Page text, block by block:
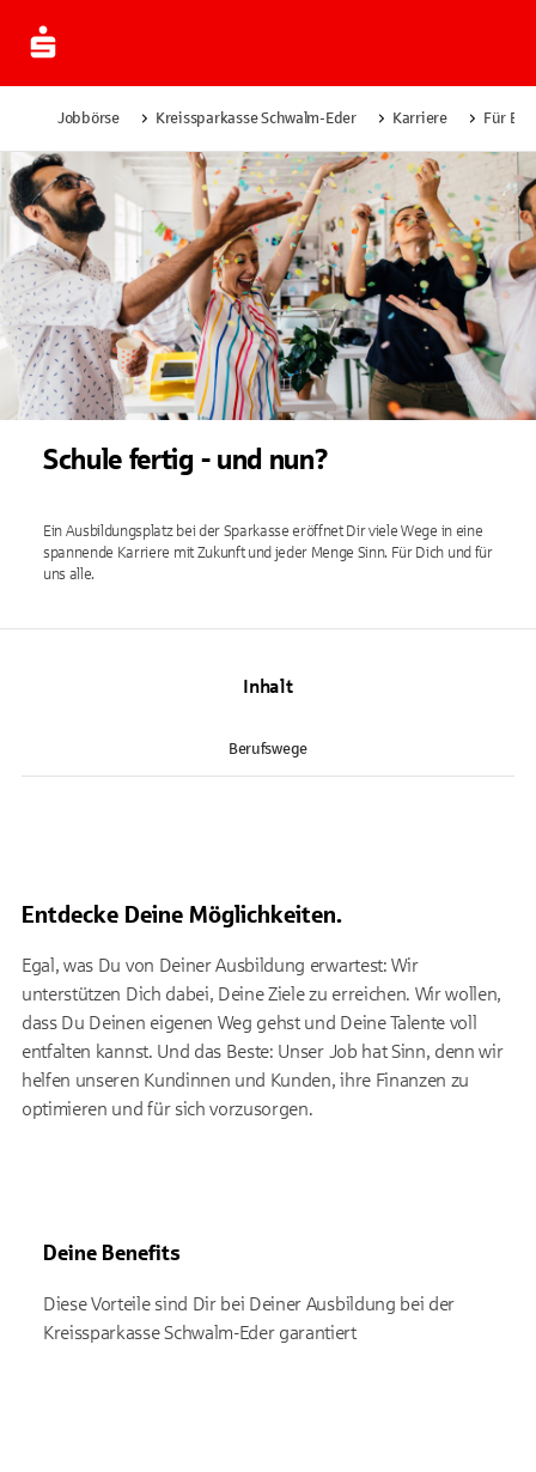
Jobbörse Kreissparkasse Schwalm-Eder Karriere Für
Schule fertig - und nun?
Ein Ausbildungs­platz bei der Sparkasse eröffnet Dir viele Wege in eine
spannende Karriere mit Zukunft und jeder Menge Sinn. Für Dich und für
uns alle.
Inhalt
Berufswege
Entdecke Deine Möglichkeiten.
Egal, was Du von Deiner Ausbildung erwartest: Wir
unterstützen Dich dabei, Deine Ziele zu erreichen. Wir wollen,
dass Du Deinen eigenen Weg gehst und Deine Talente voll
entfalten kannst. Und das Beste: Unser Job hat Sinn, denn wir
helfen unseren Kundinnen und Kunden, ihre Finanzen zu
optimieren und für sich vorzusorgen.
Deine Benefits
Diese Vorteile sind Dir bei Deiner Ausbildung bei der
Kreissparkasse Schwalm-Eder garantiert